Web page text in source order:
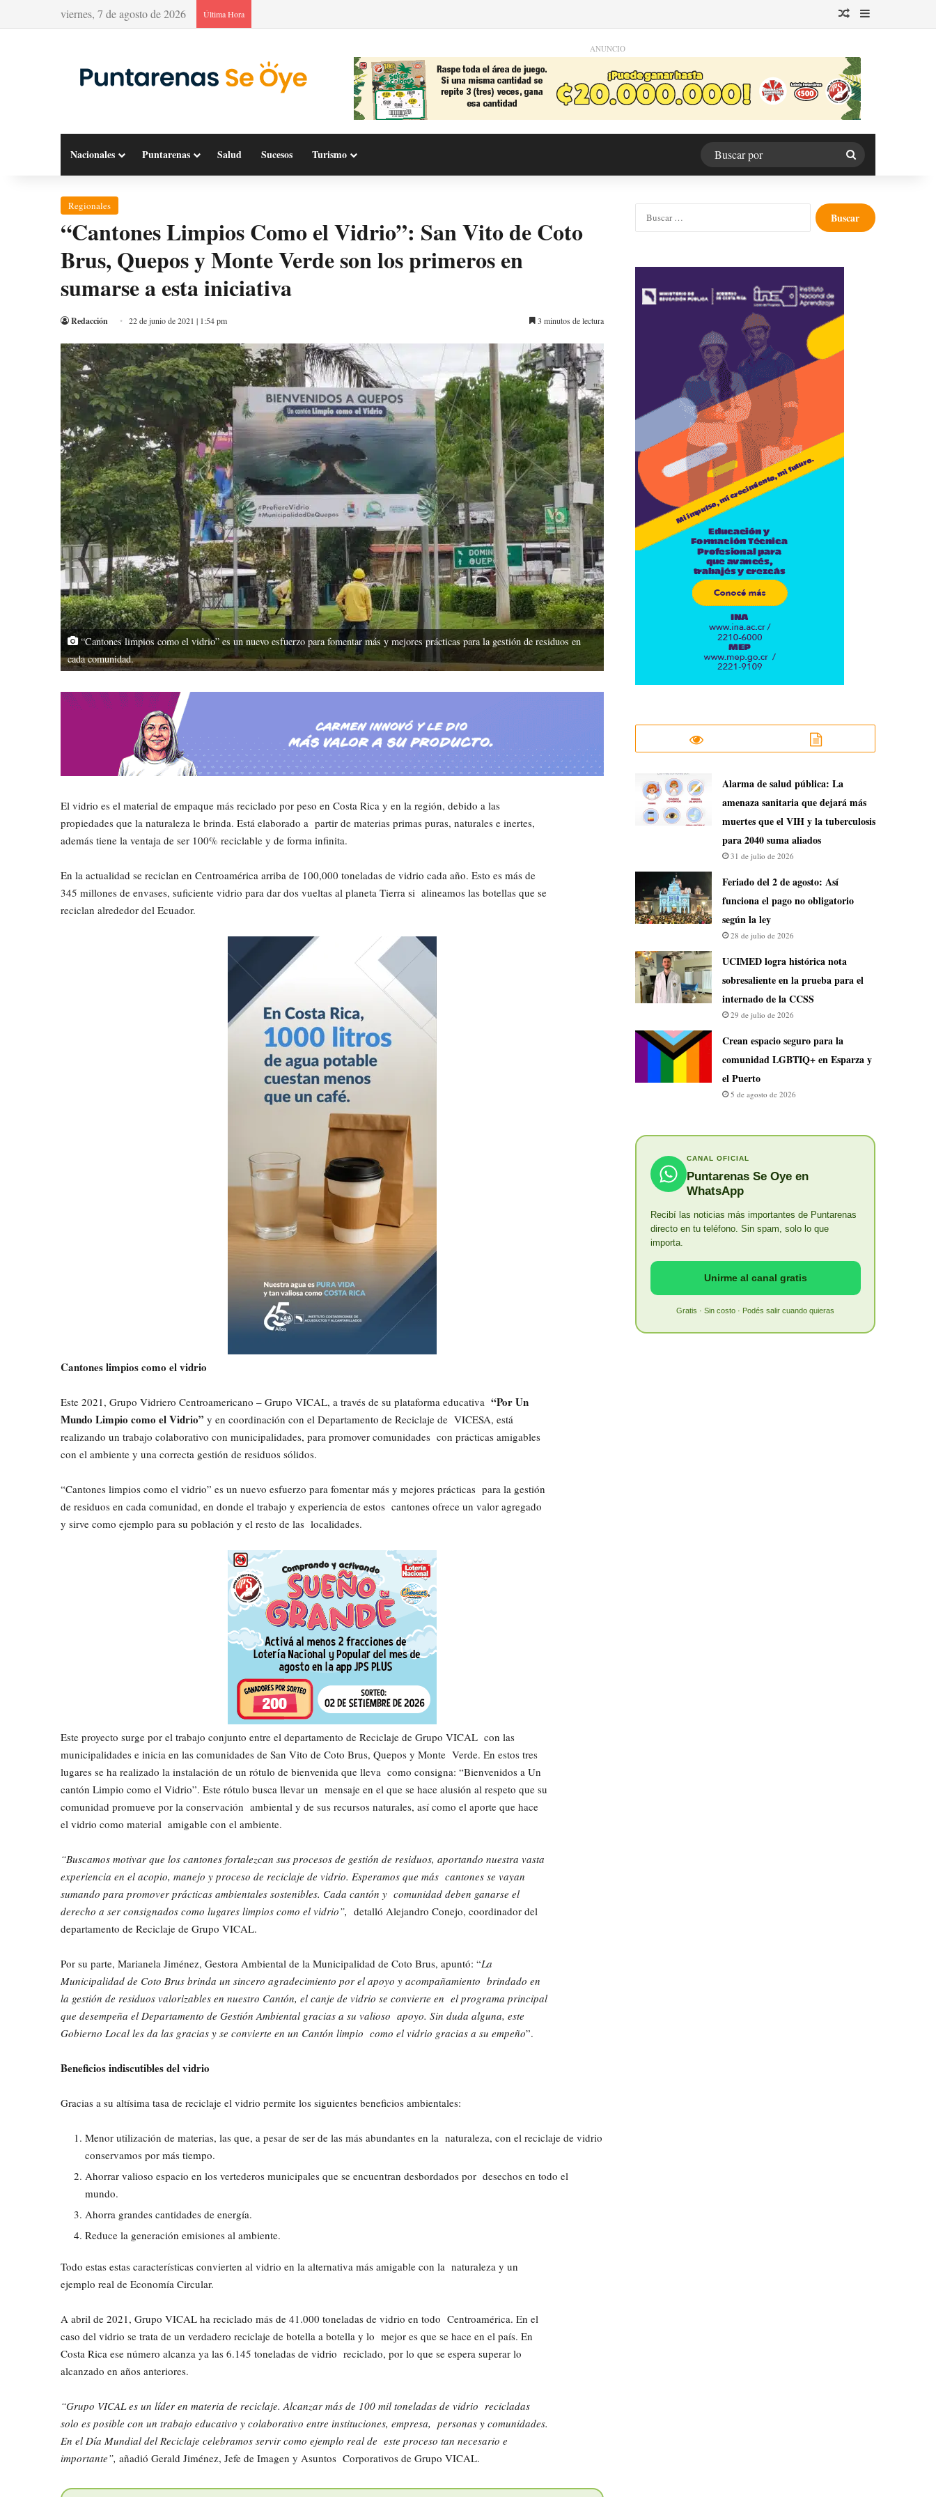
viernes, 7 de agosto de 2026 Última Hora Publicación al azar
Barra lateral
ANUNCIO
Nacionales Puntarenas Salud Sucesos Turismo
Buscar
por
Regionales
“Cantones Limpios Como el Vidrio”: San Vito de Coto
Brus, Quepos y Monte Verde son los primeros en
sumarse a esta iniciativa
Redacción 22 de junio de 2021 | 1:54 pm 3 minutos de lectura
“Cantones limpios como el vidrio” es un nuevo esfuerzo para fomentar más y mejores prácticas para la gestión de residuos en
cada comunidad.
El vidrio es el material de empaque más reciclado por peso en Costa Rica y en la región, debido a las
propiedades que la naturaleza le brinda. Está elaborado a partir de materias primas puras, naturales e inertes,
además tiene la ventaja de ser 100% reciclable y de forma infinita.
En la actualidad se reciclan en Centroamérica arriba de 100,000 toneladas de vidrio cada año. Esto es más de
345 millones de envases, suficiente vidrio para dar dos vueltas al planeta Tierra si alineamos las botellas que se
reciclan alrededor del Ecuador.
Cantones limpios como el vidrio
Este 2021, Grupo Vidriero Centroamericano – Grupo VICAL, a través de su plataforma educativa “Por Un
Mundo Limpio como el Vidrio” y en coordinación con el Departamento de Reciclaje de VICESA, está
realizando un trabajo colaborativo con municipalidades, para promover comunidades con prácticas amigables
con el ambiente y una correcta gestión de residuos sólidos.
“Cantones limpios como el vidrio” es un nuevo esfuerzo para fomentar más y mejores prácticas para la gestión
de residuos en cada comunidad, en donde el trabajo y experiencia de estos cantones ofrece un valor agregado
y sirve como ejemplo para su población y el resto de las localidades.
Este proyecto surge por el trabajo conjunto entre el departamento de Reciclaje de Grupo VICAL con las
municipalidades e inicia en las comunidades de San Vito de Coto Brus, Quepos y Monte Verde. En estos tres
lugares se ha realizado la instalación de un rótulo de bienvenida que lleva como consigna: “Bienvenidos a Un
cantón Limpio como el Vidrio”. Este rótulo busca llevar un mensaje en el que se hace alusión al respeto que su
comunidad promueve por la conservación ambiental y de sus recursos naturales, así como el aporte que hace
el vidrio como material amigable con el ambiente.
“Buscamos motivar que los cantones fortalezcan sus procesos de gestión de residuos, aportando nuestra vasta
experiencia en el acopio, manejo y proceso de reciclaje de vidrio. Esperamos que más cantones se vayan
sumando para promover prácticas ambientales sostenibles. Cada cantón y comunidad deben ganarse el
derecho a ser consignados como lugares limpios como el vidrio”, detalló Alejandro Conejo, coordinador del
departamento de Reciclaje de Grupo VICAL.
Por su parte, Marianela Jiménez, Gestora Ambiental de la Municipalidad de Coto Brus, apuntó: “La
Municipalidad de Coto Brus brinda un sincero agradecimiento por el apoyo y acompañamiento brindado en
la gestión de residuos valorizables en nuestro Cantón, el canje de vidrio se convierte en el programa principal
que desempeña el Departamento de Gestión Ambiental gracias a su valioso apoyo. Sin duda alguna, este
Gobierno Local les da las gracias y se convierte en un Cantón limpio como el vidrio gracias a su empeño”.
Beneficios indiscutibles del vidrio
Gracias a su altísima tasa de reciclaje el vidrio permite los siguientes beneficios ambientales:
Menor utilización de materias, las que, a pesar de ser de las más abundantes en la naturaleza, con el reciclaje de vidrio
conservamos por más tiempo.
Ahorrar valioso espacio en los vertederos municipales que se encuentran desbordados por desechos en todo el
mundo.
Ahorra grandes cantidades de energía.
Reduce la generación emisiones al ambiente.
Todo estas estas características convierten al vidrio en la alternativa más amigable con la naturaleza y un
ejemplo real de Economía Circular.
A abril de 2021, Grupo VICAL ha reciclado más de 41.000 toneladas de vidrio en todo Centroamérica. En el
caso del vidrio se trata de un verdadero reciclaje de botella a botella y lo mejor es que se hace en el país. En
Costa Rica ese número alcanza ya las 6.145 toneladas de vidrio reciclado, por lo que se espera superar lo
alcanzado en años anteriores.
“Grupo VICAL es un líder en materia de reciclaje. Alcanzar más de 100 mil toneladas de vidrio recicladas
solo es posible con un trabajo educativo y colaborativo entre instituciones, empresa, personas y comunidades.
En el Día Mundial del Reciclaje celebramos servir como ejemplo real de este proceso tan necesario e
importante”, añadió Gerald Jiménez, Jefe de Imagen y Asuntos Corporativos de Grupo VICAL.
Buscar:
​Alarma de salud pública: La
amenaza sanitaria que dejará más
muertes que el VIH y la tuberculosis
para 2040 suma aliados
31 de julio de 2026
Feriado del 2 de agosto: Así
funciona el pago no obligatorio
según la ley
28 de julio de 2026
UCIMED logra histórica nota
sobresaliente en la prueba para el
internado de la CCSS
29 de julio de 2026
Crean espacio seguro para la
comunidad LGBTIQ+ en Esparza y
el Puerto
5 de agosto de 2026
CANAL OFICIAL
Puntarenas Se Oye en
WhatsApp
Recibí las noticias más importantes de Puntarenas
directo en tu teléfono. Sin spam, solo lo que
importa.
Unirme al canal gratis
Gratis · Sin costo · Podés salir cuando quieras